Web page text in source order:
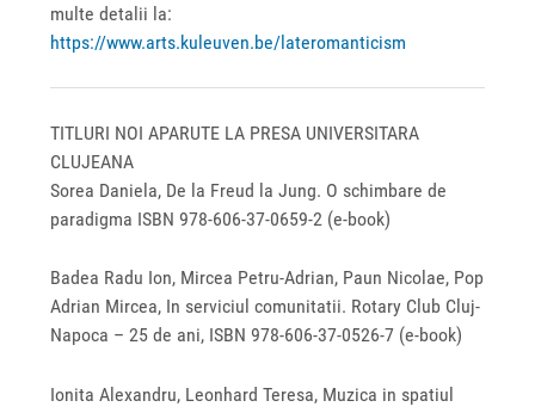
multe detalii la:
https://www.arts.kuleuven.be/lateromanticism
TITLURI NOI APARUTE LA PRESA UNIVERSITARA
CLUJEANA
Sorea Daniela, De la Freud la Jung. O schimbare de
paradigma ISBN 978‐606‐37‐0659‐2 (e-book)
Badea Radu Ion, Mircea Petru‐Adrian, Paun Nicolae, Pop
Adrian Mircea, In serviciul comunitatii. Rotary Club Cluj‐
Napoca – 25 de ani, ISBN 978-606-37-0526-7 (e-book)
Ionita Alexandru, Leonhard Teresa, Muzica in spatiul